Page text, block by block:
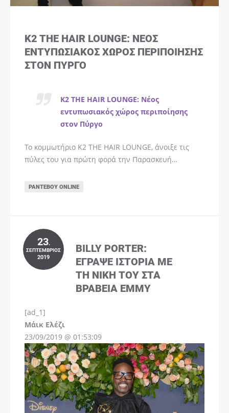
K2 THE HAIR LOUNGE: ΝΈΟΣ
ΕΝΤΥΠΩΣΙΑΚΌΣ ΧΏΡΟΣ ΠΕΡΙΠΟΊΗΣΗΣ
ΣΤΟΝ ΠΎΡΓΟ
K2 THE HAIR LOUNGE: Νέος
εντυπωσιακός χώρος περιποίησης
στον Πύργο
Το κομμωτήριο K2 THE HAIR LOUNGE, άνοιξε τις
πύλες του για πρώτη φορά την Παρασκευή…
ΡΑΝΤΕΒΟΎ ONLINE
23.
ΣΕΠΤΈΜΒΡΙΟΣ
2019
BILLY PORTER:
ΈΓΡΑΨΕ ΙΣΤΟΡΊΑ ΜΕ
ΤΗ ΝΊΚΗ ΤΟΥ ΣΤΑ
ΒΡΑΒΕΊΑ EMMY
[ad_1]
Μάικ ΕλέζιInstagram
23/09/2019 @ 01:53:09